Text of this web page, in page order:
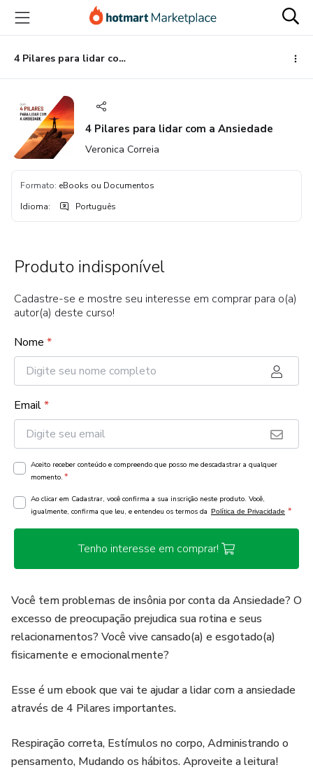
para
conteúdo
principal
para
pagamento
para
rodapé
4 Pilares para lidar com a Ansiedade
4 Pilares para lidar com a Ansiedade
Veronica Correia
Formato: eBooks ou Documentos
Idioma: Português
Produto indisponível
Cadastre-se e mostre seu interesse em comprar para o(a)
autor(a) deste curso!
Nome *
Email*
Aceito receber conteúdo e compreendo que posso me descadastrar a qualquer
momento. *
Ao clicar em Cadastrar, você confirma a sua inscrição neste produto. Você,
igualmente, confirma que leu, e entendeu os termos da Política de Privacidade *
Tenho interesse em comprar!
Você tem problemas de insônia por conta da Ansiedade? O
excesso de preocupação prejudica sua rotina e seus
relacionamentos? Você vive cansado(a) e esgotado(a)
fisicamente e emocionalmente?
Esse é um ebook que vai te ajudar a lidar com a ansiedade
através de 4 Pilares importantes.
Respiração correta, Estímulos no corpo, Administrando o
pensamento, Mudando os hábitos. Aproveite a leitura!